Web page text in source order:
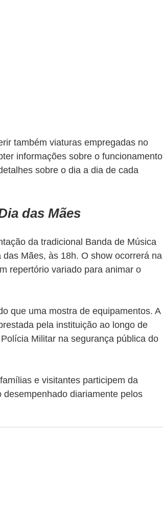
também viaturas empregadas no
informações sobre o funcionamento
sobre o dia a dia de cada
das Mães
da tradicional Banda de Música
Mães, às 18h. O show ocorrerá na
repertório variado para animar o
que uma mostra de equipamentos. A
pela instituição ao longo de
Militar na segurança pública do
e visitantes participem da
diariamente pelos